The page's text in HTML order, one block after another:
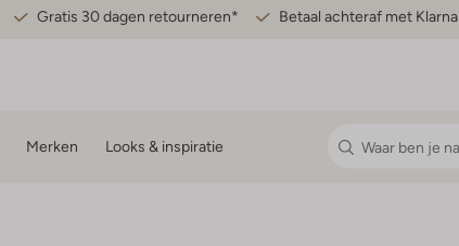
Gratis 30 dagen retourneren* Betaal achteraf met Klarna
Merken Looks & inspiratie